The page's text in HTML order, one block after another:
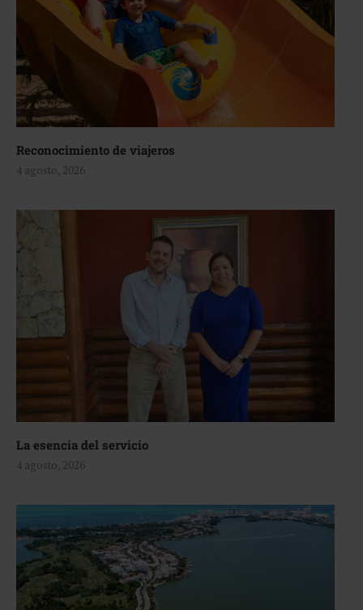
Reconocimiento de viajeros
4 agosto, 2026
La esencia del servicio
4 agosto, 2026